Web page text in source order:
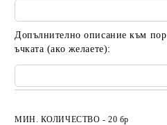
Допълнително описание към пор
ъчката (ако желаете):
МИН. КОЛИЧЕСТВО - 20 бр